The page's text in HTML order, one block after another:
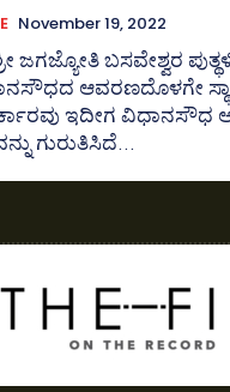
November 19, 2022
ಜಗಜ್ಯೋತಿ ಬಸವೇಶ್ವರ
ಆವರಣದೊಳಗೇ
ಇದೀಗ
ಗುರುತಿಸಿದೆ...